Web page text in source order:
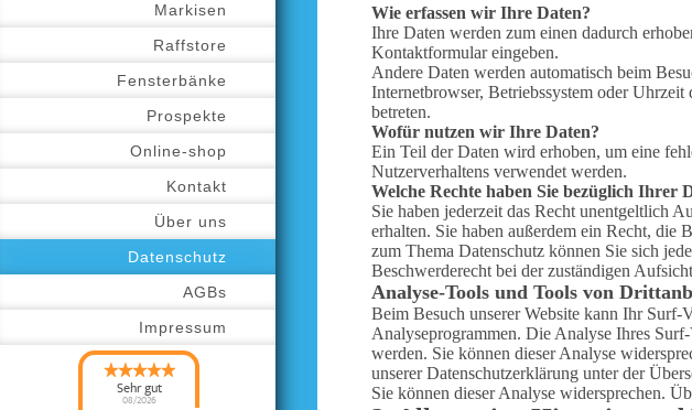
Markisen
Raffstore
Fensterbänke
Prospekte
Online-shop
Kontakt
Über uns
Datenschutz
AGBs
Impressum
Sehr gut
08/2026
Wie erfassen wir Ihre Daten?
Ihre Daten werden zum einen dadurch
Kontaktformular eingeben.
Andere Daten werden automatisch beim
Internetbrowser, Betriebssystem oder
betreten.
Wofür nutzen wir Ihre Daten?
Ein Teil der Daten wird erhoben, um eine
Nutzerverhaltens verwendet werden.
Welche Rechte haben Sie bezüglich Ihrer
Sie haben jederzeit das Recht unentgeltlich
erhalten. Sie haben außerdem ein Recht, die
zum Thema Datenschutz können Sie sich
Beschwerderecht bei der zuständigen
Analyse-Tools und Tools von
Beim Besuch unserer Website kann Ihr Surf-
Analyseprogrammen. Die Analyse Ihres
werden. Sie können dieser Analyse
unserer Datenschutzerklärung unter der
Sie können dieser Analyse widersprechen.